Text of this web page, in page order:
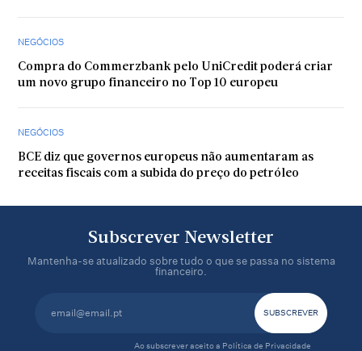
NEGÓCIOS
Compra do Commerzbank pelo UniCredit poderá criar
um novo grupo financeiro no Top 10 europeu
NEGÓCIOS
BCE diz que governos europeus não aumentaram as
receitas fiscais com a subida do preço do petróleo
Subscrever Newsletter
Mantenha-se atualizado sobre tudo o que se passa no sistema
financeiro.
Ao subscrever aceito a Política de Privacidade